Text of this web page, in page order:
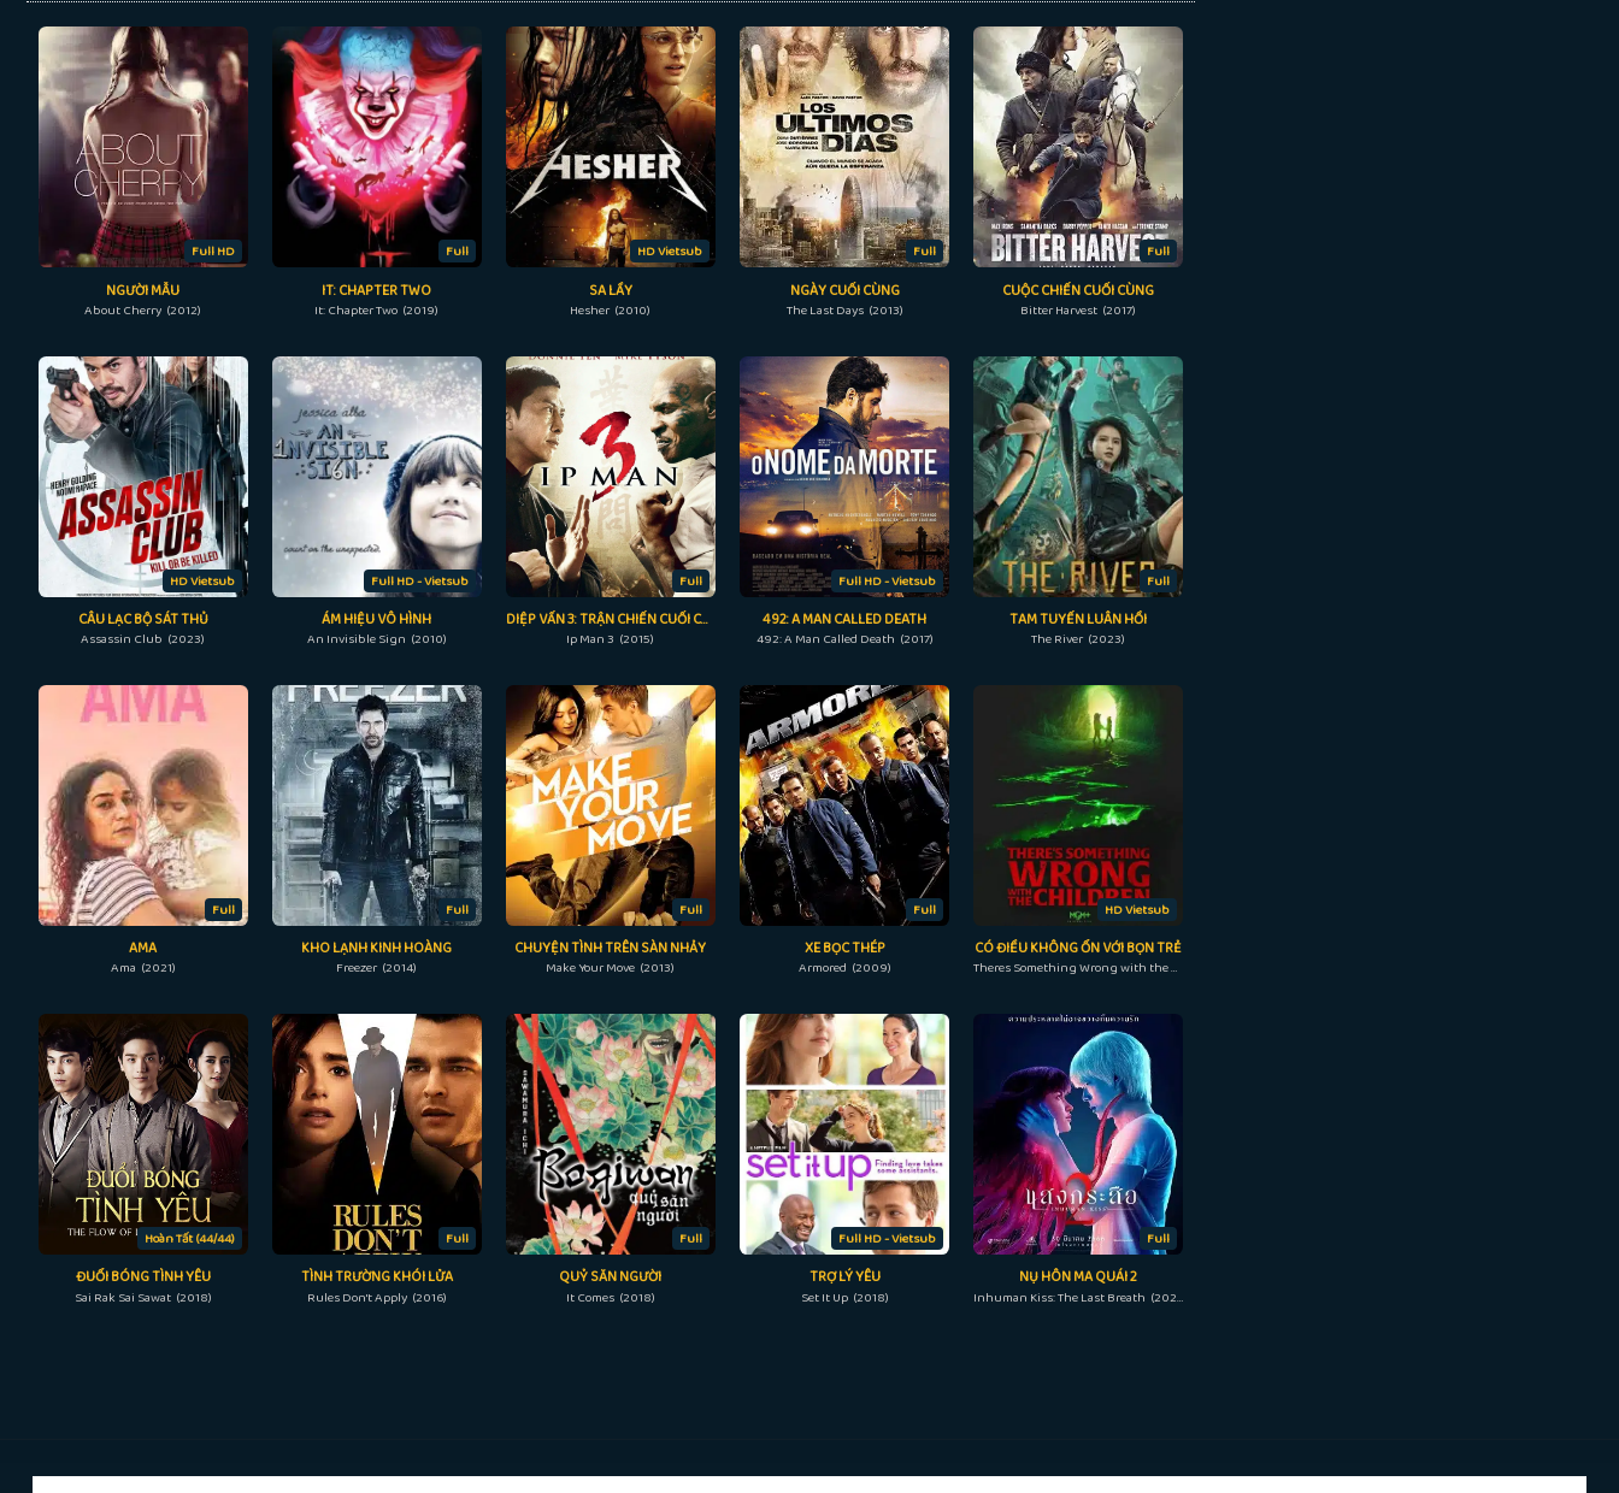
Full HD
NGƯỜI MẪU
About Cherry (2012)
Full
IT: CHAPTER TWO
It: Chapter Two (2019)
HD Vietsub
SA LẦY
Hesher (2010)
Full
NGÀY CUỐI CÙNG
The Last Days (2013)
Full
CUỘC CHIẾN CUỐI CÙNG
Bitter Harvest (2017)
HD Vietsub
CÂU LẠC BỘ SÁT THỦ
Assassin Club (2023)
Full HD - Vietsub
ÁM HIỆU VÔ HÌNH
An Invisible Sign (2010)
Full
DIỆP VẤN 3: TRẬN CHIẾN CUỐI CÙNG
Ip Man 3 (2015)
Full HD - Vietsub
492: A MAN CALLED DEATH
492: A Man Called Death (2017)
Full
TAM TUYẾN LUÂN HỒI
The River (2023)
Full
AMA
Ama (2021)
Full
KHO LẠNH KINH HOÀNG
Freezer (2014)
Full
CHUYỆN TÌNH TRÊN SÀN NHẢY
Make Your Move (2013)
Full
XE BỌC THÉP
Armored (2009)
HD Vietsub
CÓ ĐIỀU KHÔNG ỔN VỚI BỌN TRẺ
Theres Something Wrong with the Children (2023)
Hoàn Tất (44/44)
ĐUỔI BÓNG TÌNH YÊU
Sai Rak Sai Sawat (2018)
Full
TÌNH TRƯỜNG KHÓI LỬA
Rules Don't Apply (2016)
Full
QUỶ SĂN NGƯỜI
It Comes (2018)
Full HD - Vietsub
TRỢ LÝ YÊU
Set It Up (2018)
Full
NỤ HÔN MA QUÁI 2
Inhuman Kiss: The Last Breath (2022)